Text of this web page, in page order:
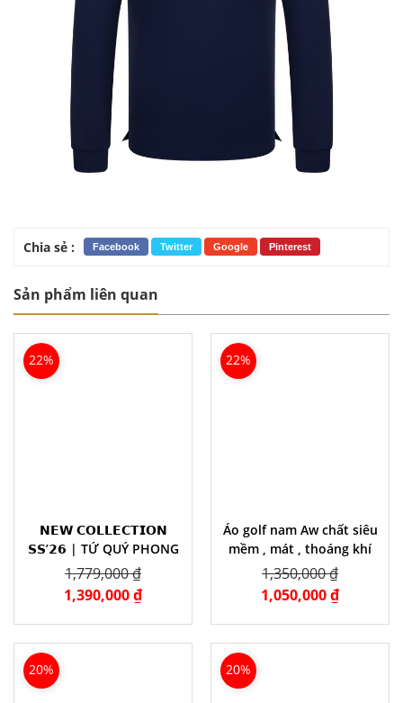
Chia sẻ : Facebook Twitter Google Pinterest
Sản phẩm liên quan
22%
𝗡𝗘𝗪 𝗖𝗢𝗟𝗟𝗘𝗖𝗧𝗜𝗢𝗡
𝗦𝗦’𝟮𝟲 | TỨ QUÝ PHONG
CỐT
1,779,000 ₫
1,390,000 ₫
22%
Áo golf nam Aw chất siêu
mềm , mát , thoáng khí
1,350,000 ₫
1,050,000 ₫
20% 20%